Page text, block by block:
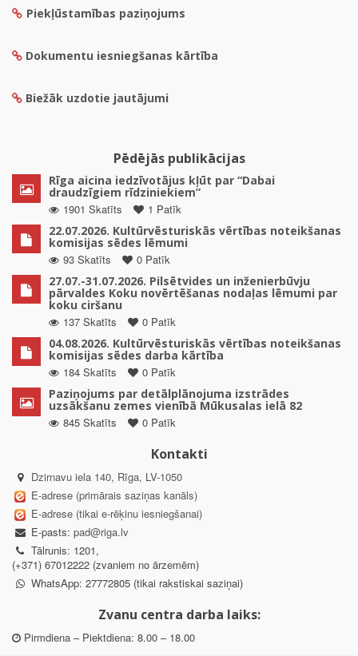
Piekļūstamības paziņojums
Dokumentu iesniegšanas kārtība
Biežāk uzdotie jautājumi
Pēdējās publikācijas
Rīga aicina iedzīvotājus kļūt par “Dabai
draudzīgiem rīdziniekiem”
1901 Skatīts
1 Patīk
22.07.2026. Kultūrvēsturiskās vērtības noteikšanas
komisijas sēdes lēmumi
93 Skatīts
0 Patīk
27.07.-31.07.2026. Pilsētvides un inženierbūvju
pārvaldes Koku novērtēšanas nodaļas lēmumi par
koku ciršanu
137 Skatīts
0 Patīk
04.08.2026. Kultūrvēsturiskās vērtības noteikšanas
komisijas sēdes darba kārtība
184 Skatīts
0 Patīk
Paziņojums par detālplānojuma izstrādes
uzsākšanu zemes vienībā Mūkusalas ielā 82
845 Skatīts
0 Patīk
Kontakti
Dzirnavu iela 140, Rīga, LV-1050
E-adrese (primārais saziņas kanāls)
E-adrese (tikai e-rēķinu iesniegšanai)
E-pasts: pad@riga.lv
Tālrunis: 1201,
(+371) 67012222 (zvaniem no ārzemēm)
WhatsApp: 27772805 (tikai rakstiskai saziņai)
Zvanu centra darba laiks:
Pirmdiena – Piektdiena: 8.00 – 18.00